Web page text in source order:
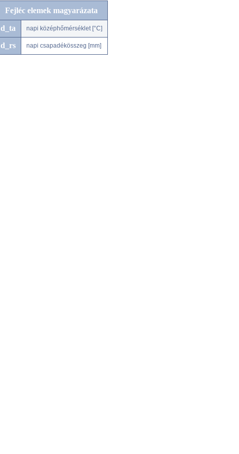
Fejléc elemek magyarázata
d_ta napi középhőmérséklet [°C]
d_rs napi csapadékösszeg [mm]